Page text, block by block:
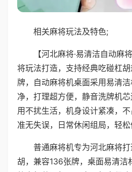
相关麻将玩法及特色;
【河北麻将·易清洁自动麻
将玩法打造，支持经典吃碰杠
牌，自动麻将机桌面采用易清
净，打理超方便，静音洗牌机
用不扰生活，机身设计紧凑，
准无失误，日常休闲组局，轻松
普通麻将机专为河北麻将
胡，兼容136张牌，桌面易清洁